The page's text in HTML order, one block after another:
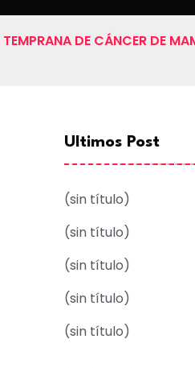
DE CÁNCER DE
Ultimos Post
(sin título)
(sin título)
(sin título)
(sin título)
(sin título)